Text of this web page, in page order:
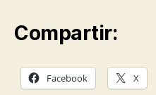
Compartir:
Facebook X